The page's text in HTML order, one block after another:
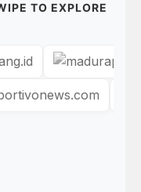
TO EXPLORE